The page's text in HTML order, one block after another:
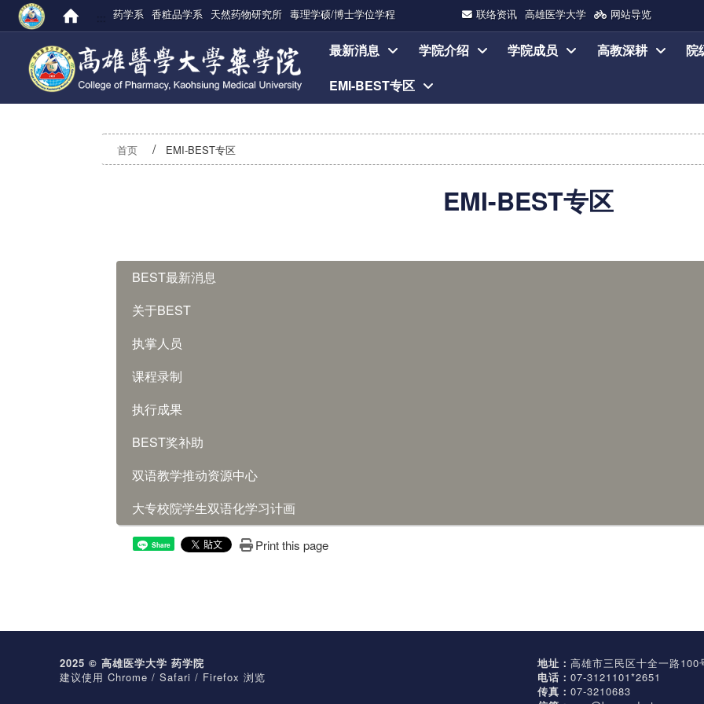
药学系 香粧品学系 天然药物研究所 毒理学硕/博士学位学程 联络资讯 高雄医学大学 网站导览
最新消息 学院介绍 学院成员 高教深耕
院
EMI-BEST专区
首页 EMI-BEST专区
EMI-BEST专区
BEST最新消息
关于BEST
执掌人员
课程录制
执行成果
BEST奖补助
双语教学推动资源中心
大专校院学生双语化学习计画
Share Print this page
2025 © 高雄医学大学 药学院
建议使用 Chrome / Safari / Firefox 浏览
地址：高雄市三民区十全一路100
电话：07-3121101*2651
传真：07-3210683